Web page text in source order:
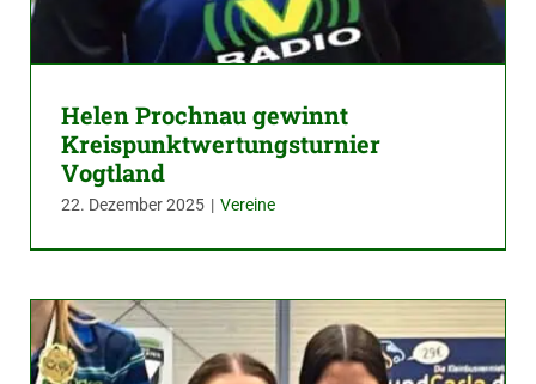
Helen Prochnau gewinnt
Kreispunktwertungsturnier
Vogtland
22. Dezember 2025 | Vereine